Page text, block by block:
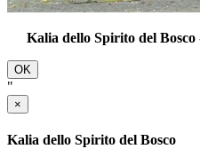
Kalia dello Spirito del Bosco
OK
"
×
Kalia dello Spirito del Bosco